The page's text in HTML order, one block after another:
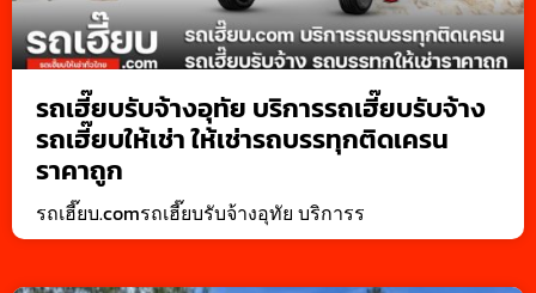
รถเฮี๊ยบรับจ้างอุทัย บริการรถเฮี๊ยบรับจ้าง
รถเฮี๊ยบให้เช่า ให้เช่ารถบรรทุกติดเครน
ราคาถูก
รถเฮี๊ยบ.comรถเฮี๊ยบรับจ้างอุทัย บริการร